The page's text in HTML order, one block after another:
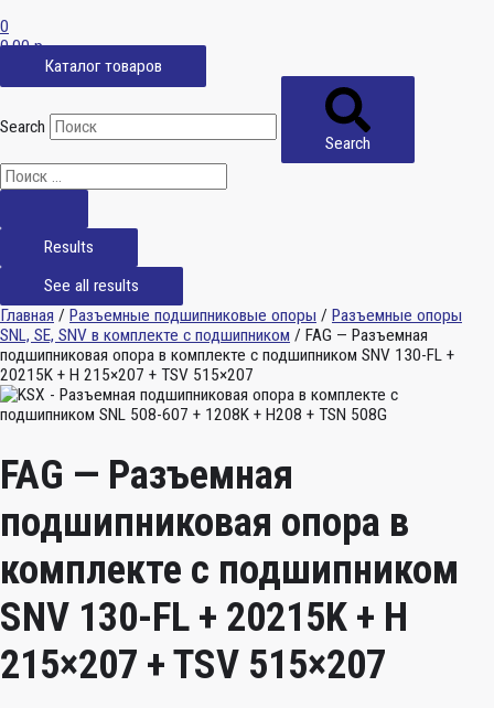
0
0,00р.
Каталог товаров
Search
Search
Results
See all results
Главная / Разъемные подшипниковые опоры / Разъемные опоры
SNL, SE, SNV в комплекте с подшипником / FAG — Разъемная
подшипниковая опора в комплекте с подшипником SNV 130-FL +
20215K + H 215×207 + TSV 515×207
FAG — Разъемная
подшипниковая опора в
комплекте с подшипником
SNV 130-FL + 20215K + H
215×207 + TSV 515×207